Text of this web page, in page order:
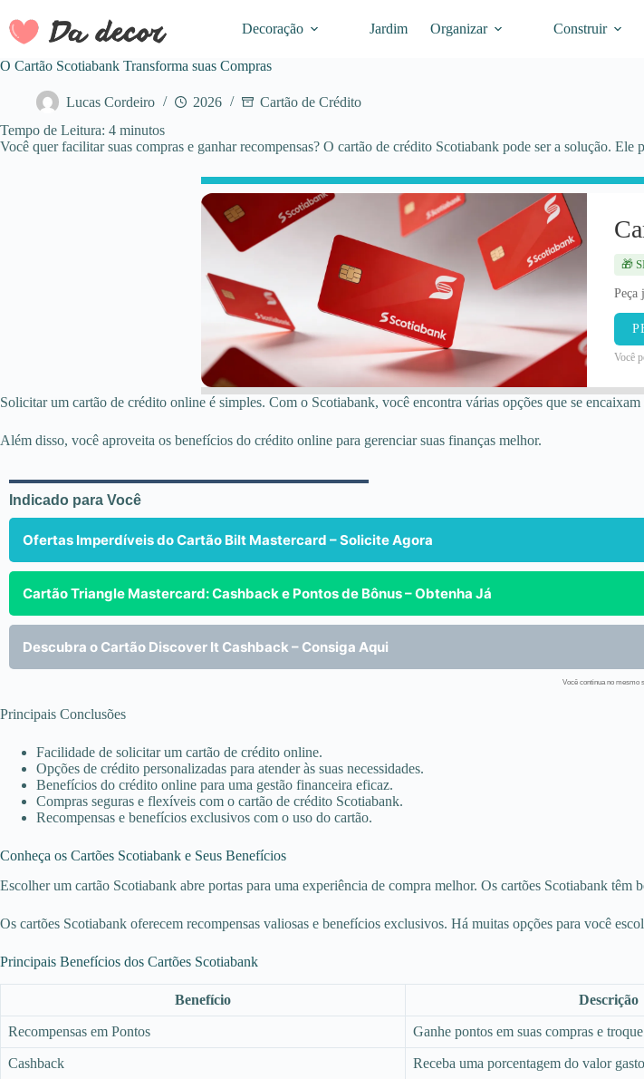
para
Decoração Jardim Organizar Construir
O Cartão Scotiabank Transforma suas Compras
Lucas Cordeiro 2026
Cartão de Crédito
Tempo de Leitura: 4 minutos
Você quer facilitar suas compras e ganhar recompensas? O cartão de crédito Scotiabank pode ser a solução.
🎁
Peça
Você
Solicitar um cartão de crédito online é simples. Com o Scotiabank, você encontra várias opções que se encaixam
Além disso, você aproveita os benefícios do crédito online para gerenciar suas finanças melhor.
Indicado para Você
Ofertas Imperdíveis do Cartão Bilt Mastercard – Solicite Agora
Cartão Triangle Mastercard: Cashback e Pontos de Bônus – Obtenha Já
Descubra o Cartão Discover It Cashback – Consiga Aqui
Você continua no mesmo
Principais Conclusões
Facilidade de solicitar um cartão de crédito online.
Opções de crédito personalizadas para atender às suas necessidades.
Benefícios do crédito online para uma gestão financeira eficaz.
Compras seguras e flexíveis com o cartão de crédito Scotiabank.
Recompensas e benefícios exclusivos com o uso do cartão.
Conheça os Cartões Scotiabank e Seus Benefícios
Escolher um cartão Scotiabank abre portas para uma experiência de compra melhor. Os cartões Scotiabank têm
Os cartões Scotiabank oferecem recompensas valiosas e benefícios exclusivos. Há muitas opções para você
Principais Benefícios dos Cartões Scotiabank
Benefício Descrição
Recompensas em Pontos Ganhe pontos em suas compras e
Cashback Receba uma porcentagem do valor